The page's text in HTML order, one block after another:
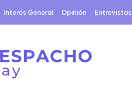
Interés General Opinión Entrevistas